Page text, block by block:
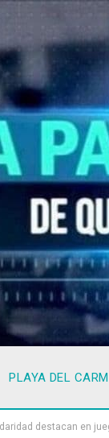
PLAYA DEL
destacan en